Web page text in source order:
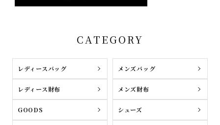
CATEGORY
レディースバッグ メンズバッグ
レディース財布 メンズ財布
GOODS シューズ